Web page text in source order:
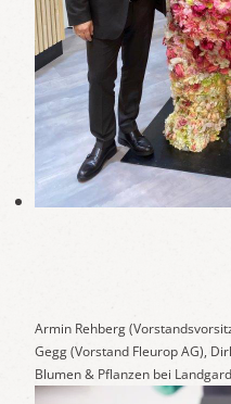
Armin Rehberg
Gegg (Vorstand Fleurop AG),
Blumen & Pflanzen bei Landgard